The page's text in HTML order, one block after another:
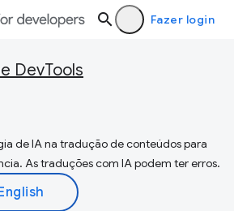
Fazer login
DevTools
de IA na tradução de conteúdos para
As traduções com IA podem ter erros.